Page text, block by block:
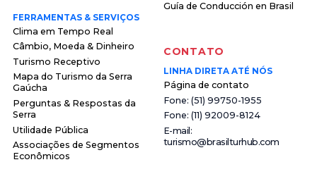
FERRAMENTAS & SERVIÇOS
Clima em Tempo Real
Câmbio, Moeda & Dinheiro
Turismo Receptivo
Mapa do Turismo da Serra
Gaúcha
Perguntas & Respostas da
Serra
Utilidade Pública
Associações de Segmentos
Econômicos
Guía de Conducción en Brasil
CONTATO
LINHA DIRETA ATÉ NÓS
Página de contato
F o n e : ( 5 1 ) 9 9 7 5 0 - 1 9 5 5
F o n e : ( 1 1 ) 9 2 0 0 9 - 8 1 2 4
E - m a i l :
t u r i s m o @ b r a s i l t u r h u b . c o m